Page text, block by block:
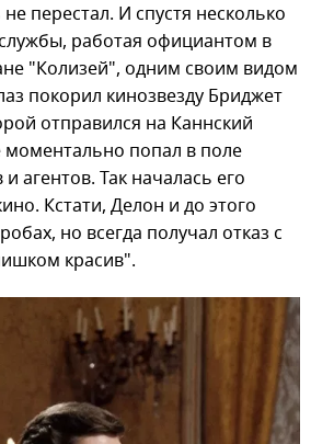
перестал. И спустя несколько
работая официантом в
"Колизей", одним своим видом
покорил кинозвезду Бриджет
отправился на Каннский
моментально попал в поле
агентов. Так началась его
Кстати, Делон и до этого
но всегда получал отказ с
красив".